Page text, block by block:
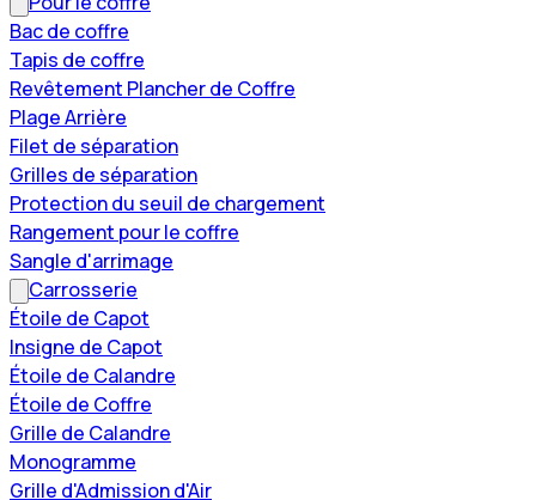
Bac de coffre
Tapis de coffre
Revêtement Plancher de Coffre
Plage Arrière
Filet de séparation
Grilles de séparation
Protection du seuil de chargement
Rangement pour le coffre
Sangle d'arrimage
Carrosserie
Étoile de Capot
Insigne de Capot
Étoile de Calandre
Étoile de Coffre
Grille de Calandre
Monogramme
Grille d'Admission d'Air